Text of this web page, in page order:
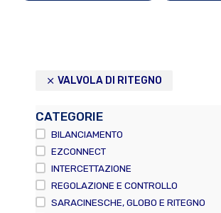
VALVOLA DI RITEGNO
CATEGORIE
BILANCIAMENTO
EZCONNECT
INTERCETTAZIONE
REGOLAZIONE E CONTROLLO
SARACINESCHE, GLOBO E RITEGNO